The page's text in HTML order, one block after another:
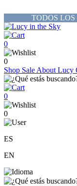
TODOS
0
0
Shop Sale About Lucy
0
0
ES
EN